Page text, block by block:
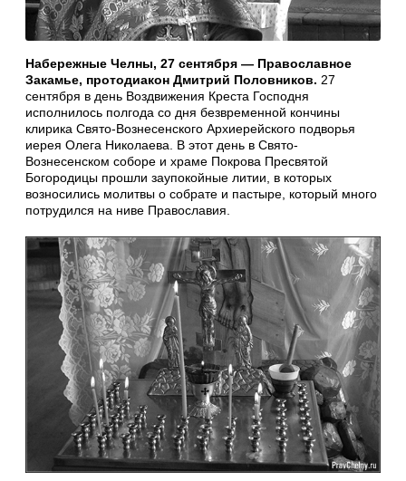
Набережные Челны, 27 сентября — Православное
Закамье, протодиакон Дмитрий Половников. 27
сентября в день Воздвижения Креста Господня
исполнилось полгода со дня безвременной кончины
клирика Свято-Вознесенского Архиерейского подворья
иерея Олега Николаева. В этот день в Свято-
Вознесенском соборе и храме Покрова Пресвятой
Богородицы прошли заупокойные литии, в которых
возносились молитвы о собрате и пастыре, который много
потрудился на ниве Православия.